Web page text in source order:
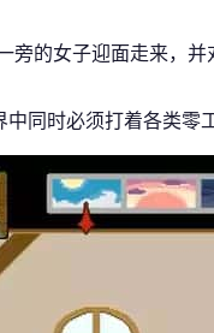
旁的女子迎面走来，
同时必须打着各类零